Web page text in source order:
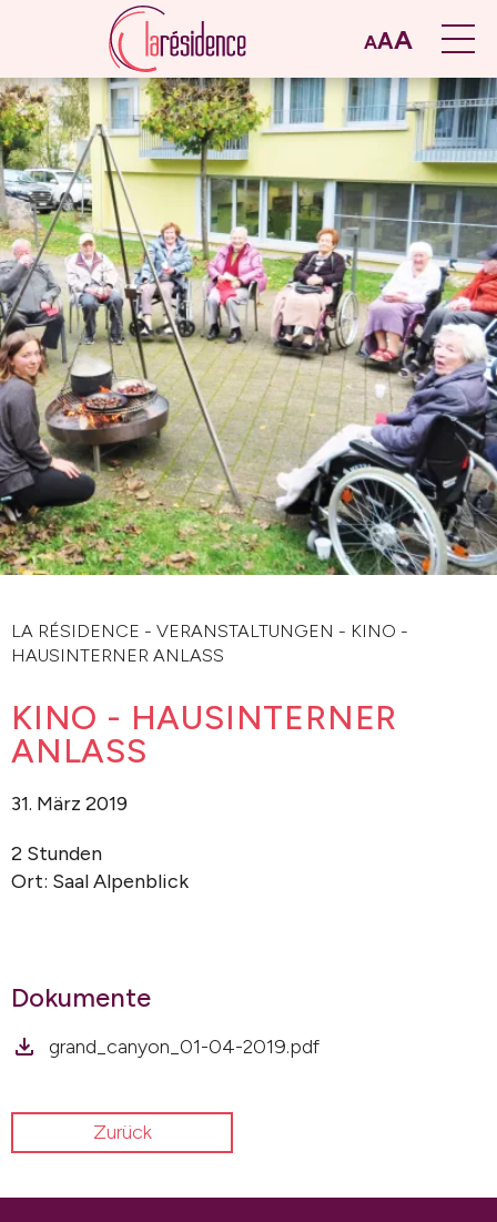
AAA
LA RÉSIDENCE - VERANSTALTUNGEN - KINO -
HAUSINTERNER ANLASS
KINO - HAUSINTERNER
ANLASS
31. März 2019
2 Stunden
Ort: Saal Alpenblick
Dokumente
grand_canyon_01-04-2019.pdf
Zurück